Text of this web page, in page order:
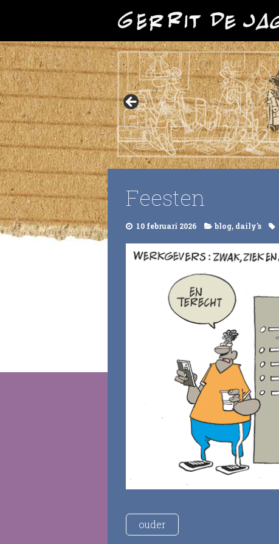
Feesten
10 februari 2026 blog, daily's
ouder